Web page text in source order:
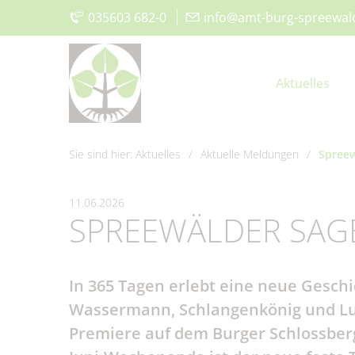
035603 682-0 info@amt-burg-
Aktuelles
115 - Die Behördennummer
#WIRsindBurg #SMY
Bórkowy
Amt IV –
Amt
Trink- &
Abwasserzweckverband
Bauen & Wohnen
Offenlagen
Klimaschutz
Museum und Heimatstube
Kirchen
Sie sind hier: Aktuelles / Aktuelle Meldungen /
11.06.2026
SPREEWÄLDER
In 365 Tagen erlebt eine neue
Wassermann, Schlangenkönig und
Premiere auf dem Burger